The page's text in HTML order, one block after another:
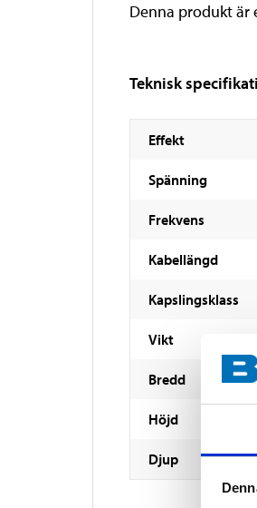
Denna produkt är
Teknisk
Effekt
Spänning
Frekvens
Kabellängd
Kapslingsklass
Vikt
Bredd
Höjd
Djup